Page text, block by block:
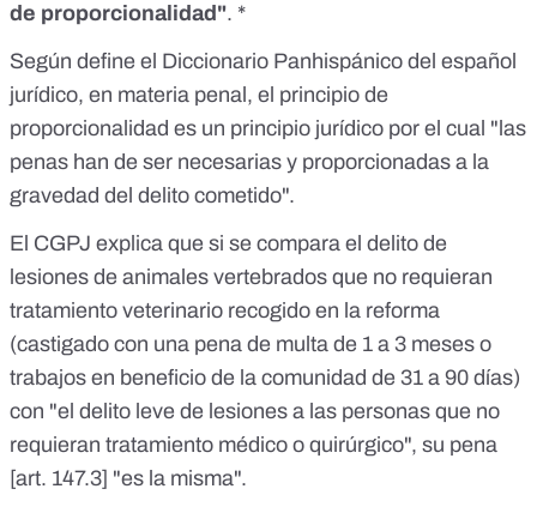
de proporcionalidad". *
Según define el Diccionario Panhispánico del español
jurídico, en materia penal, el principio de
proporcionalidad es un principio jurídico por el cual "las
penas han de ser necesarias y proporcionadas a la
gravedad del delito cometido".
El CGPJ explica que si se compara el delito de
lesiones de animales vertebrados que no requieran
tratamiento veterinario recogido en la reforma
(castigado con una pena de multa de 1 a 3 meses o
trabajos en beneficio de la comunidad de 31 a 90 días)
con "el delito leve de lesiones a las personas que no
requieran tratamiento médico o quirúrgico", su pena
[art. 147.3] "es la misma".